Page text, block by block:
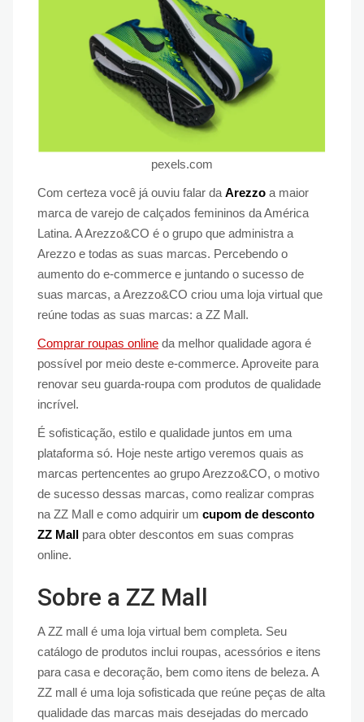
pexels.com
Com certeza você já ouviu falar da Arezzo a maior
marca de varejo de calçados femininos da América
Latina. A Arezzo&CO é o grupo que administra a
Arezzo e todas as suas marcas. Percebendo o
aumento do e-commerce e juntando o sucesso de
suas marcas, a Arezzo&CO criou uma loja virtual que
reúne todas as suas marcas: a ZZ Mall.
Comprar roupas online da melhor qualidade agora é
possível por meio deste e-commerce. Aproveite para
renovar seu guarda-roupa com produtos de qualidade
incrível.
É sofisticação, estilo e qualidade juntos em uma
plataforma só. Hoje neste artigo veremos quais as
marcas pertencentes ao grupo Arezzo&CO, o motivo
de sucesso dessas marcas, como realizar compras
na ZZ Mall e como adquirir um cupom de desconto
ZZ Mall para obter descontos em suas compras
online.
Sobre a ZZ Mall
A ZZ mall é uma loja virtual bem completa. Seu
catálogo de produtos inclui roupas, acessórios e itens
para casa e decoração, bem como itens de beleza. A
ZZ mall é uma loja sofisticada que reúne peças de alta
qualidade das marcas mais desejadas do mercado